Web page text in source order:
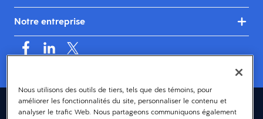
Notre entreprise
Canada (français)
Nous utilisons des outils de tiers, tels que des témoins, pour
améliorer les fonctionnalités du site, personnaliser le contenu et
analyser le trafic Web. Nous partageons communiquons également